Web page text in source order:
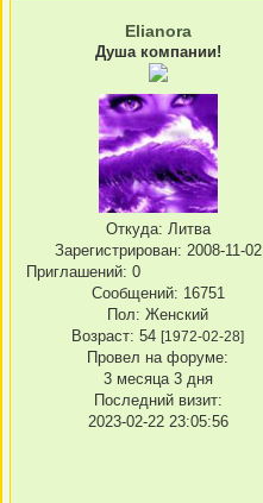
Elianora
Душа компании!
Откуда: Литва
Зарегистрирован: 2008-11-02
Приглашений: 0
Сообщений: 16751
Пол: Женский
Возраст: 54 [1972-02-28]
Провел на форуме:
3 месяца 3 дня
Последний визит:
2023-02-22 23:05:56